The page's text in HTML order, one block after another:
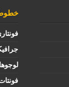
خطوط